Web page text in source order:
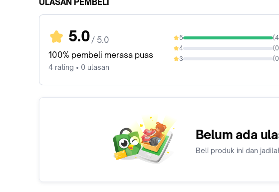
ULASAN PEMBELI
5.0 / 5.0
100% pembeli merasa puas
4 rating • 0 ulasan
5 (4
100%
4 (0
0%
3 (0
0%
Belum ada
Beli produk ini dan